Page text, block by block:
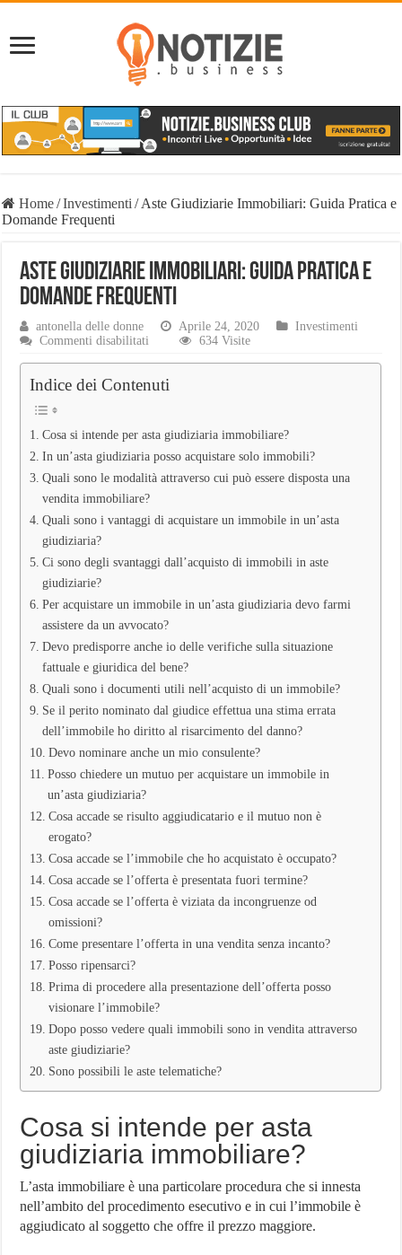
Home/Investimenti / Aste Giudiziarie Immobiliari: Guida Pratica e
Domande Frequenti
Aste Giudiziarie Immobiliari: Guida Pratica e
Domande Frequenti
antonella delle donne Aprile 24, 2020
Investimenti
Commenti disabilitati
Immobiliari:
Domande
Frequenti
634 Visite
Indice dei Contenuti
Cosa si intende per asta giudiziaria immobiliare?
In un’asta giudiziaria posso acquistare solo immobili?
Quali sono le modalità attraverso cui può essere disposta una
vendita immobiliare?
Quali sono i vantaggi di acquistare un immobile in un’asta
giudiziaria?
Ci sono degli svantaggi dall’acquisto di immobili in aste
giudiziarie?
Per acquistare un immobile in un’asta giudiziaria devo farmi
assistere da un avvocato?
Devo predisporre anche io delle verifiche sulla situazione
fattuale e giuridica del bene?
Quali sono i documenti utili nell’acquisto di un immobile?
Se il perito nominato dal giudice effettua una stima errata
dell’immobile ho diritto al risarcimento del danno?
Devo nominare anche un mio consulente?
Posso chiedere un mutuo per acquistare un immobile in
un’asta giudiziaria?
Cosa accade se risulto aggiudicatario e il mutuo non è
erogato?
Cosa accade se l’immobile che ho acquistato è occupato?
Cosa accade se l’offerta è presentata fuori termine?
Cosa accade se l’offerta è viziata da incongruenze od
omissioni?
Come presentare l’offerta in una vendita senza incanto?
Posso ripensarci?
Prima di procedere alla presentazione dell’offerta posso
visionare l’immobile?
Dopo posso vedere quali immobili sono in vendita attraverso
aste giudiziarie?
Sono possibili le aste telematiche?
Cosa si intende per asta
giudiziaria immobiliare?
L’asta immobiliare è una particolare procedura che si innesta
nell’ambito del procedimento esecutivo e in cui l’immobile è
aggiudicato al soggetto che offre il prezzo maggiore.